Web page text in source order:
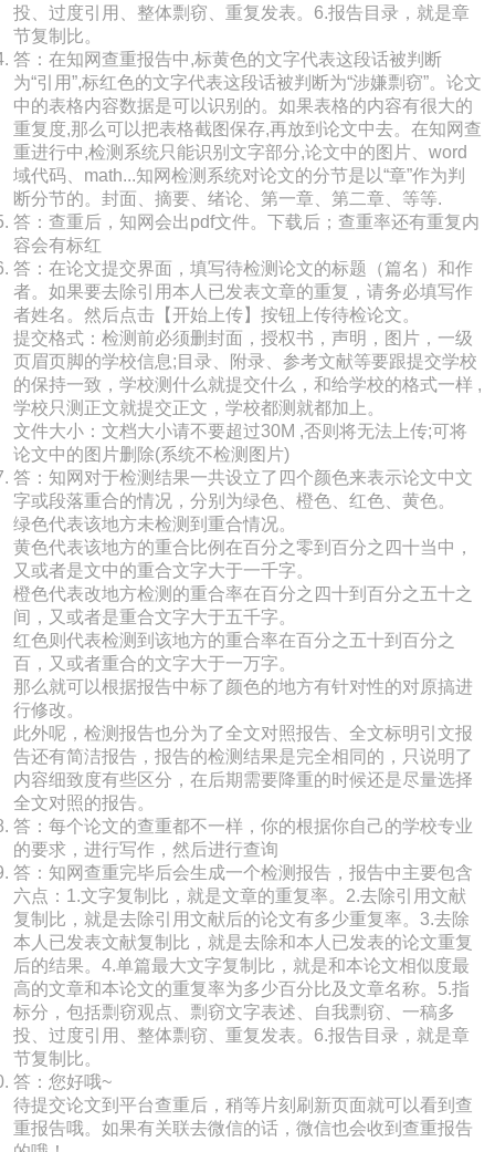
投、过度引用、整体剽窃、重复发表。6.报告目录，就是章
节复制比。
答：在知网查重报告中,标黄色的文字代表这段话被判断
为“引用”,标红色的文字代表这段话被判断为“涉嫌剽窃”。论文
中的表格内容数据是可以识别的。如果表格的内容有很大的
重复度,那么可以把表格截图保存,再放到论文中去。在知网查
重进行中,检测系统只能识别文字部分,论文中的图片、word
域代码、math...知网检测系统对论文的分节是以“章”作为判
断分节的。封面、摘要、绪论、第一章、第二章、等等.
答：查重后，知网会出pdf文件。下载后；查重率还有重复内
容会有标红
答：在论文提交界面，填写待检测论文的标题（篇名）和作
者。如果要去除引用本人已发表文章的重复，请务必填写作
者姓名。然后点击【开始上传】按钮上传待检论文。
提交格式：检测前必须删封面，授权书，声明，图片，一级
页眉页脚的学校信息;目录、附录、参考文献等要跟提交学校
的保持一致，学校测什么就提交什么，和给学校的格式一样 ,
学校只测正文就提交正文，学校都测就都加上。
文件大小：文档大小请不要超过30M ,否则将无法上传;可将
论文中的图片删除(系统不检测图片)
答：知网对于检测结果一共设立了四个颜色来表示论文中文
字或段落重合的情况，分别为绿色、橙色、红色、黄色。
绿色代表该地方未检测到重合情况。
黄色代表该地方的重合比例在百分之零到百分之四十当中，
又或者是文中的重合文字大于一千字。
橙色代表改地方检测的重合率在百分之四十到百分之五十之
间，又或者是重合文字大于五千字。
红色则代表检测到该地方的重合率在百分之五十到百分之
百，又或者重合的文字大于一万字。
那么就可以根据报告中标了颜色的地方有针对性的对原搞进
行修改。
此外呢，检测报告也分为了全文对照报告、全文标明引文报
告还有简洁报告，报告的检测结果是完全相同的，只说明了
内容细致度有些区分，在后期需要降重的时候还是尽量选择
全文对照的报告。
答：每个论文的查重都不一样，你的根据你自己的学校专业
的要求，进行写作，然后进行查询
答：知网查重完毕后会生成一个检测报告，报告中主要包含
六点：1.文字复制比，就是文章的重复率。2.去除引用文献
复制比，就是去除引用文献后的论文有多少重复率。3.去除
本人已发表文献复制比，就是去除和本人已发表的论文重复
后的结果。4.单篇最大文字复制比，就是和本论文相似度最
高的文章和本论文的重复率为多少百分比及文章名称。5.指
标分，包括剽窃观点、剽窃文字表述、自我剽窃、一稿多
投、过度引用、整体剽窃、重复发表。6.报告目录，就是章
节复制比。
答：您好哦~
待提交论文到平台查重后，稍等片刻刷新页面就可以看到查
重报告哦。如果有关联去微信的话，微信也会收到查重报告